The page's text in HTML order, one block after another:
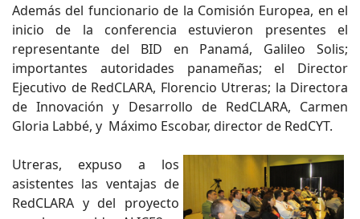
Además del funcionario de la Comisión Europea, en el
inicio de la conferencia estuvieron presentes el
representante del BID en Panamá, Galileo Solis;
importantes autoridades panameñas; el Director
Ejecutivo de RedCLARA, Florencio Utreras; la Directora
de Innovación y Desarrollo de RedCLARA, Carmen
Gloria Labbé, y Máximo Escobar, director de RedCYT.
Utreras, expuso a los
asistentes las ventajas de
RedCLARA y del proyecto